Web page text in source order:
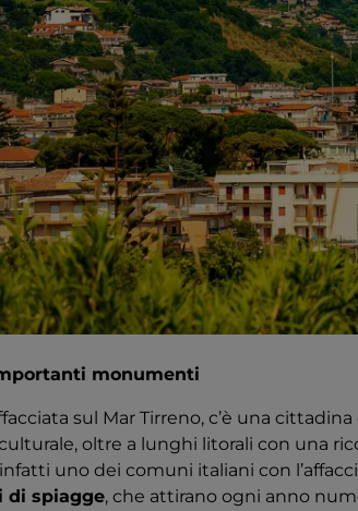
monumenti
sul Mar Tirreno, c’è una
oltre a lunghi litorali con una
uno dei comuni italiani con
di spiagge, che attirano ogni anno